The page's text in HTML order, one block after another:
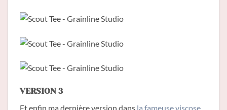
VERSION 3
Et enfin ma dernière version dans la fameuse viscose